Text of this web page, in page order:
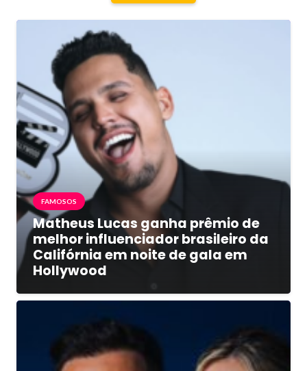
FAMOSOS
Matheus Lucas ganha prêmio de
melhor influenciador brasileiro da
Califórnia em noite de gala em
Hollywood